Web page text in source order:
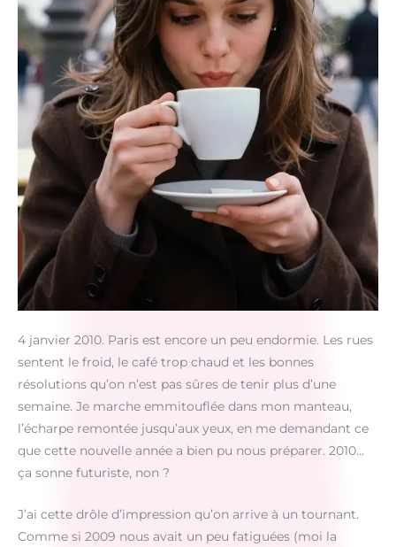
4 janvier 2010. Paris est encore un peu endormie. Les rues
sentent le froid, le café trop chaud et les bonnes
résolutions qu’on n’est pas sûres de tenir plus d’une
semaine. Je marche emmitouflée dans mon manteau,
l’écharpe remontée jusqu’aux yeux, en me demandant ce
que cette nouvelle année a bien pu nous préparer. 2010…
ça sonne futuriste, non ?
J’ai cette drôle d’impression qu’on arrive à un tournant.
Comme si 2009 nous avait un peu fatiguées (moi la